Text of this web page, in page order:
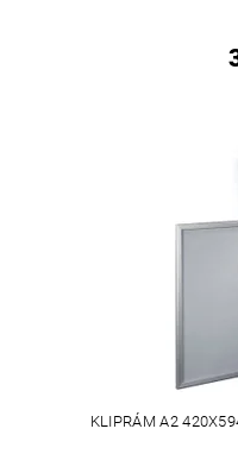
KLIPRÁM A2